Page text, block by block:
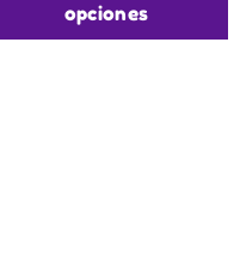
opciones